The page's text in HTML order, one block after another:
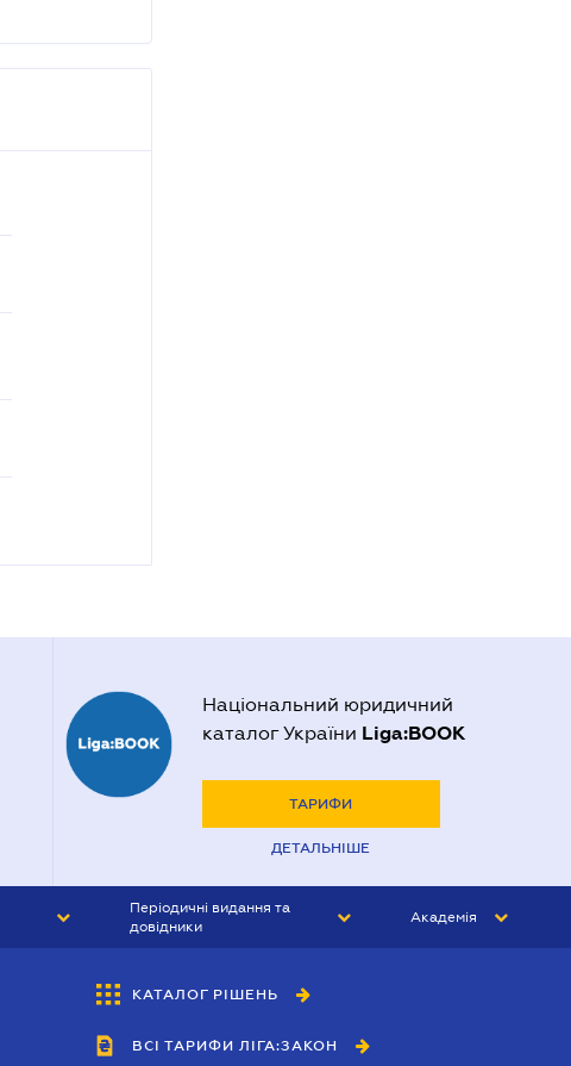
Національний юридичний
каталог України Liga:BOOK
ТАРИФИ
ДЕТАЛЬНІШЕ
Періодичні видання та
довідники
БУХГАЛТЕР&ЗАКОН
ВІСНИК МСФЗ
Академія
КАТАЛОГ РІШЕНЬ
ВСІ ТАРИФИ ЛІГА:ЗАКОН